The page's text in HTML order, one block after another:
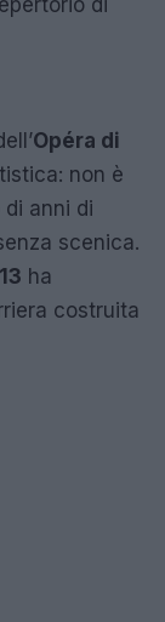
di
Opéra di
non è
anni di
scenica.
ha
costruita